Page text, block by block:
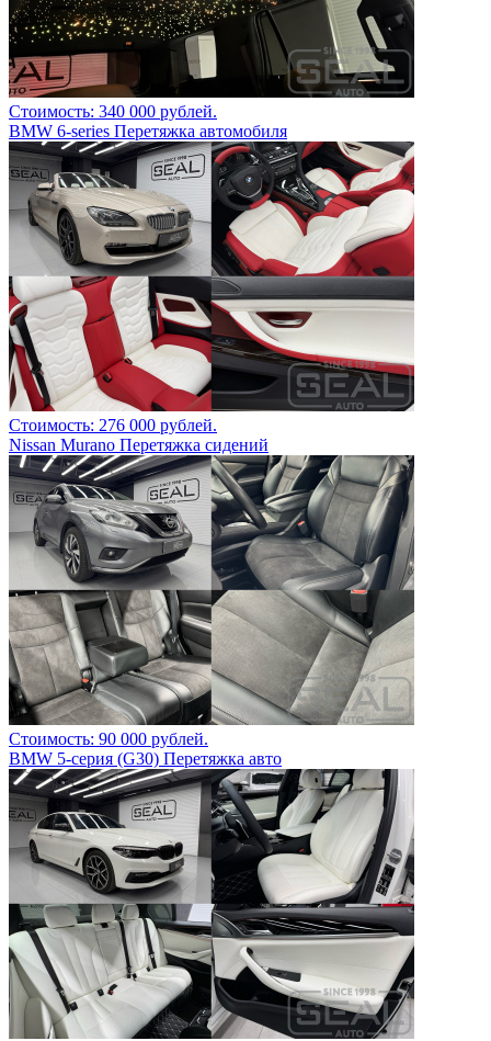
Стоимость: 340 000 рублей.
BMW 6-series Перетяжка автомобиля
Стоимость: 276 000 рублей.
Nissan Murano Перетяжка сидений
Стоимость: 90 000 рублей.
BMW 5-серия (G30) Перетяжка авто